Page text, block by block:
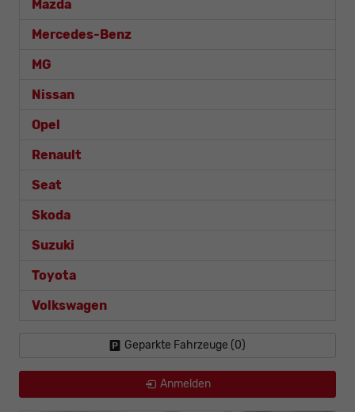
Mazda
Mercedes-Benz
MG
Nissan
Opel
Renault
Seat
Skoda
Suzuki
Toyota
Volkswagen
Geparkte Fahrzeuge (0)
Anmelden